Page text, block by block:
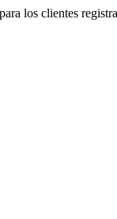
los clientes